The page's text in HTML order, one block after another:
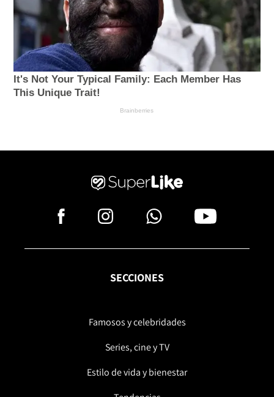
SECCIONES
Famosos y celebridades
Series, cine y TV
Estilo de vida y bienestar